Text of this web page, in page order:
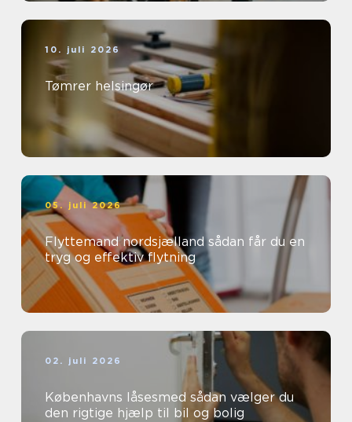
10. juli 2026
Tømrer helsingør
05. juli 2026
Flyttemand nordsjælland sådan får du en
tryg og effektiv flytning
02. juli 2026
Københavns låsesmed sådan vælger du
den rigtige hjælp til bil og bolig